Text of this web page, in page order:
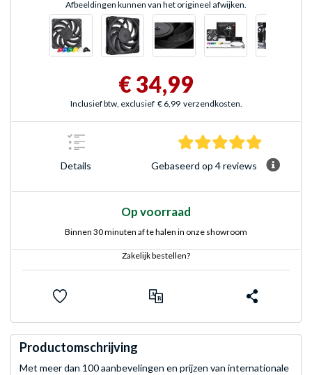
Afbeeldingen kunnen van het origineel afwijken.
€ 34,99
Inclusief btw, exclusief € 6,99 verzendkosten.
Details
5.0 sterren
Gebaseerd op 4 reviews
Op voorraad
Binnen 30 minuten af te halen in onze showroom
Zakelijk bestellen?
Productomschrijving
Met meer dan 100 aanbevelingen en prijzen van internationale